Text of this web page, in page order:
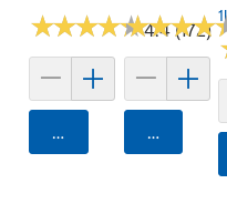
★★★★★
★★★★★4.4 (172)
Agregar
★★★★
★★★★
Agregar